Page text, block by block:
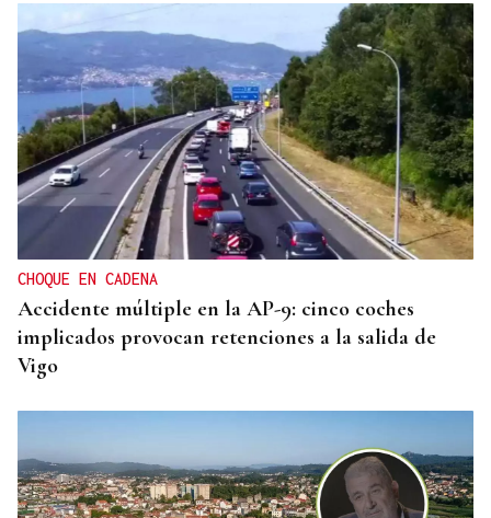
CHOQUE EN CADENA
Accidente múltiple en la AP-9: cinco coches
implicados provocan retenciones a la salida de
Vigo